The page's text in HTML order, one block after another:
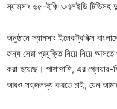
স্যামসাং ৬৫-ইঞ্চি ওএলইডি টিভিসহ
অনুষ্ঠানে স্যামসাং ইলেকট্রনিক্স
জন্য সেরা প্রযুক্তি নিয়ে নিয়ে আসতে
করা হয়েছে। পাশাপাশি, এর
আরও সহজলভ্য করতে চাই, যেন